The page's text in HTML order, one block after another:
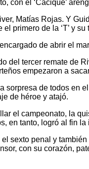
con el ‘Cacique’
Matías Rojas. Y
el primero de la ‘T’ y
encargado de abrir el
del tercer remate de
empezaron a
sorpresa de todos en
de héroe y atajó.
el campeonato, la
en tanto, logró al fin
el sexto penal y
con su corazón,